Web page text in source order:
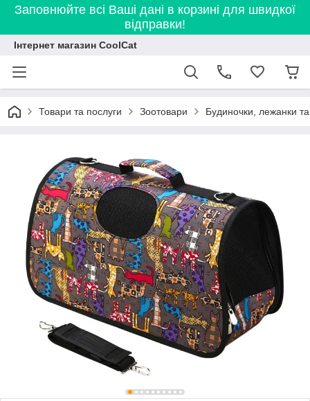
Заповнюйте всі Ваші дані в корзині для швидкої
відправки!
Інтернет магазин CoolCat
Товари та послуги Зоотовари Будиночки, лежанки